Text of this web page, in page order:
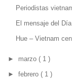
Periodistas
El mensaje del
Hue – Vietnam
► marzo ( 1 )
► febrero ( 1 )